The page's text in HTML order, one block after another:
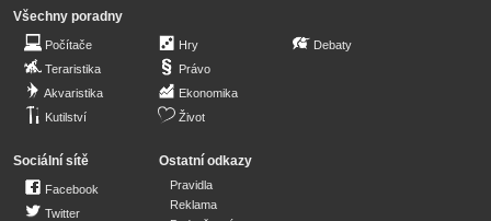
Všechny poradny
Počítače
Teraristika
Akvaristika
Kutilství
Hry
Právo
Ekonomika
Život
Debaty
Sociální sítě
Facebook
Twitter
Ostatní odkazy
Pravidla
Reklama